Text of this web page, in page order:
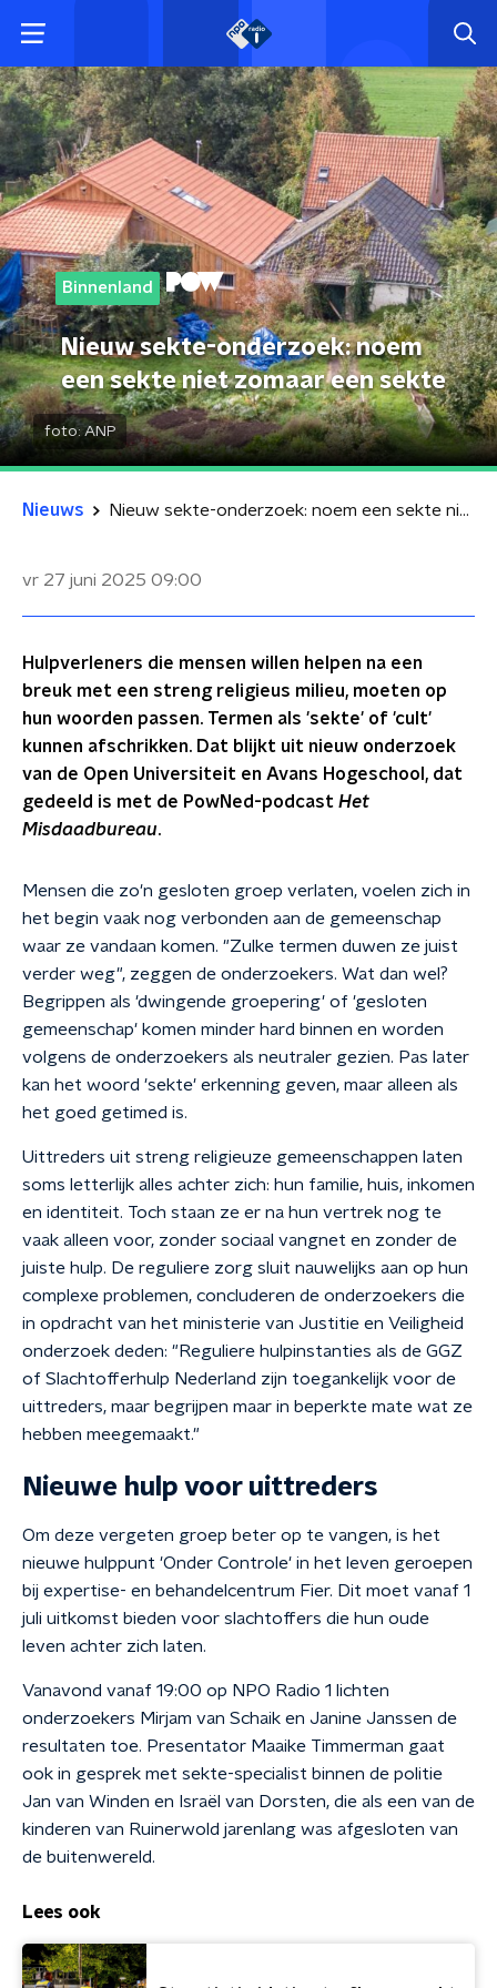
Binnenland
Nieuw sekte-onderzoek: noem
een sekte niet zomaar een sekte
foto:ANP
Nieuws Nieuw sekte-onderzoek: noem een sekte niet zomaar een sekte
vr 27 juni 2025 09:00
Hulpverleners die mensen willen helpen na een
breuk met een streng religieus milieu, moeten op
hun woorden passen. Termen als 'sekte' of 'cult'
kunnen afschrikken. Dat blijkt uit nieuw onderzoek
van de Open Universiteit en Avans Hogeschool, dat
gedeeld is met de PowNed-podcast Het
Misdaadbureau.
Mensen die zo'n gesloten groep verlaten, voelen zich in
het begin vaak nog verbonden aan de gemeenschap
waar ze vandaan komen. "Zulke termen duwen ze juist
verder weg", zeggen de onderzoekers. Wat dan wel?
Begrippen als 'dwingende groepering' of 'gesloten
gemeenschap' komen minder hard binnen en worden
volgens de onderzoekers als neutraler gezien. Pas later
kan het woord 'sekte' erkenning geven, maar alleen als
het goed getimed is.
Uittreders uit streng religieuze gemeenschappen laten
soms letterlijk alles achter zich: hun familie, huis, inkomen
en identiteit. Toch staan ze er na hun vertrek nog te
vaak alleen voor, zonder sociaal vangnet en zonder de
juiste hulp. De reguliere zorg sluit nauwelijks aan op hun
complexe problemen, concluderen de onderzoekers die
in opdracht van het ministerie van Justitie en Veiligheid
onderzoek deden: "Reguliere hulpinstanties als de GGZ
of Slachtofferhulp Nederland zijn toegankelijk voor de
uittreders, maar begrijpen maar in beperkte mate wat ze
hebben meegemaakt."
Nieuwe hulp voor uittreders
Om deze vergeten groep beter op te vangen, is het
nieuwe hulppunt 'Onder Controle' in het leven geroepen
bij expertise- en behandelcentrum Fier. Dit moet vanaf 1
juli uitkomst bieden voor slachtoffers die hun oude
leven achter zich laten.
Vanavond vanaf 19:00 op NPO Radio 1 lichten
onderzoekers Mirjam van Schaik en Janine Janssen de
resultaten toe. Presentator Maaike Timmerman gaat
ook in gesprek met sekte-specialist binnen de politie
Jan van Winden en Israël van Dorsten, die als een van de
kinderen van Ruinerwold jarenlang was afgesloten van
de buitenwereld.
Lees ook